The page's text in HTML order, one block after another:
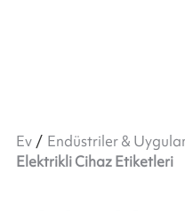
Ev
Endüstriler &
Elektrikli Cihaz Etiketleri